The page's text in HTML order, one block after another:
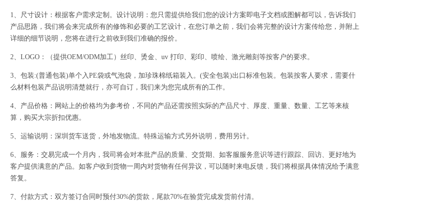
1、尺寸设计：根据客户需求定制。设计说明：您只需提供给我们您的设计方案即电子文档或图解都可以，告诉我们
产品思路，我们将会来完成所有的修饰和必要的工艺设计，在您订单之前，我们会将完整的设计方案传给您，并附上
详细的细节说明，您将在进行之前收到我们准确的报价。
2、LOGO：（提供OEM/ODM加工）丝印、烫金、uv 打印、彩印、喷绘、激光雕刻等按客户的要求。
3、包装:(普通包装)单个入PE袋或气泡袋，加珍珠棉纸箱装入。(安全包装)出口标准包装。包装按客人要求，需要什
么材料包装产品说明清楚就行，亦可自订，我们来为您完成所有的工作。
4、产品价格：网站上的价格均为参考价，不同的产品还需按照实际的产品尺寸、厚度、重量、数量、工艺等来核
算，购买大宗折扣优惠。
5、运输说明：深圳货车送货，外地发物流。特殊运输方式另外说明，费用另计。
6、服务：交易完成一个月内，我司将会对本批产品的质量、交货期、如客服服务意识等进行跟踪、回访、更好地为
客户提供满意的产品。如客户收到货物一周内对货物有任何异议，可以随时来电反馈，我们将根据具体情况给予满意
答复。
7、付款方式：双方签订合同时预付30%的货款，尾款70%在验货完成发货前付清。